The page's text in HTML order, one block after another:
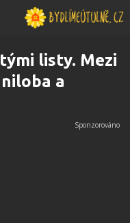
listy. Mezi
a